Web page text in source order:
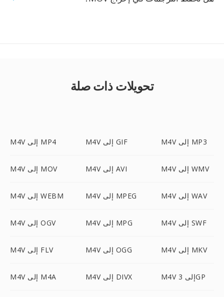
تحويلات ذات صلة
M4V إلى MP4 M4V إلى GIF M4V إلى MP3
M4V إلى MOV M4V إلى AVI M4V إلى WMV
M4V إلى WEBM M4V إلى MPEG M4V إلى WAV
M4V إلى OGV M4V إلى MPG M4V إلى SWF
M4V إلى FLV M4V إلى OGG M4V إلى MKV
M4V إلى M4A M4V إلى DIVX M4V إلى 3GP